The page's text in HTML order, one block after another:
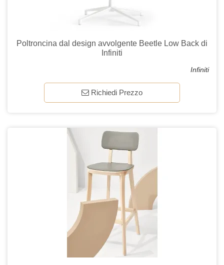
Poltroncina dal design avvolgente Beetle Low Back di
Infiniti
Infiniti
Richiedi Prezzo